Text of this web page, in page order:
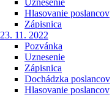
Uznesenie
Hlasovanie poslancov
Zápisnica
23. 11. 2022
Pozvánka
Uznesenie
Zápisnica
Dochádzka poslancov
Hlasovanie poslancov